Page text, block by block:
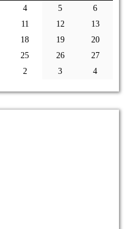
4 5
6
11 12
13
18 19
20
25 26
27
2 3 4